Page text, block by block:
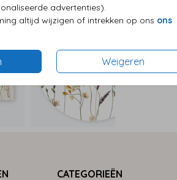
advertenties).
altijd wijzigen of intrekken op ons ons
Weigeren
CATEGORIEËN